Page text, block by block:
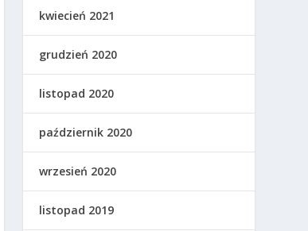
kwiecień 2021
grudzień 2020
listopad 2020
październik 2020
wrzesień 2020
listopad 2019